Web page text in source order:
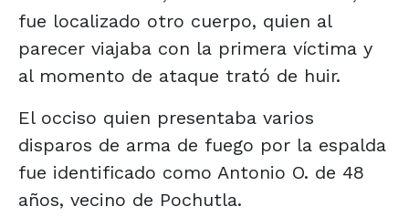
fue localizado otro cuerpo, quien al
parecer viajaba con la primera víctima y
al momento de ataque trató de huir.
El occiso quien presentaba varios
disparos de arma de fuego por la espalda
fue identificado como Antonio O. de 48
años, vecino de Pochutla.